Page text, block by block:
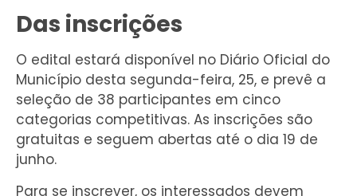
Das inscrições
O edital estará disponível no Diário Oficial do
Município desta segunda-feira, 25, e prevê a
seleção de 38 participantes em cinco
categorias competitivas. As inscrições são
gratuitas e seguem abertas até o dia 19 de
junho.
Para se inscrever, os interessados devem